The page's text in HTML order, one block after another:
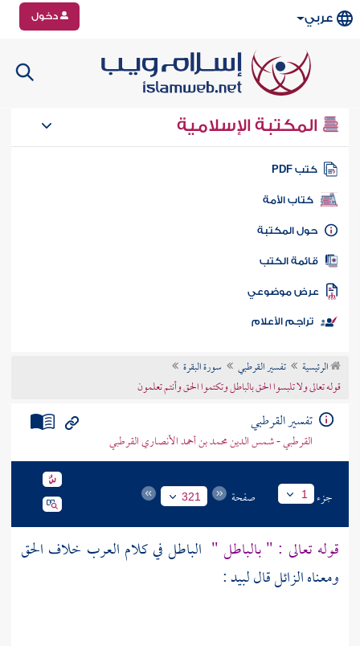
عربي دخول
المكتبة الإسلامية
كتب PDF
كتاب الأمة
المكتبة
الكتب
موضوعي
تراجم الأعلام
الرئيسية تفسير القرطبي
سورة البقرة
قوله تعالى ولا تلبسوا الحق بالباطل وتكتموا الحق وأنتم تعلمون
تفسير القرطبي
القرطبي - شمس الدين محمد بن أحمد الأنصاري القرطبي
جزء 1 صفحة 321
قوله تعالى : " بالباطل " الباطل في كلام العرب خلاف الحق
ومعناه الزائل قاللبيد: